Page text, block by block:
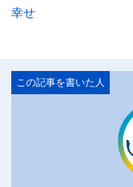
幸せ